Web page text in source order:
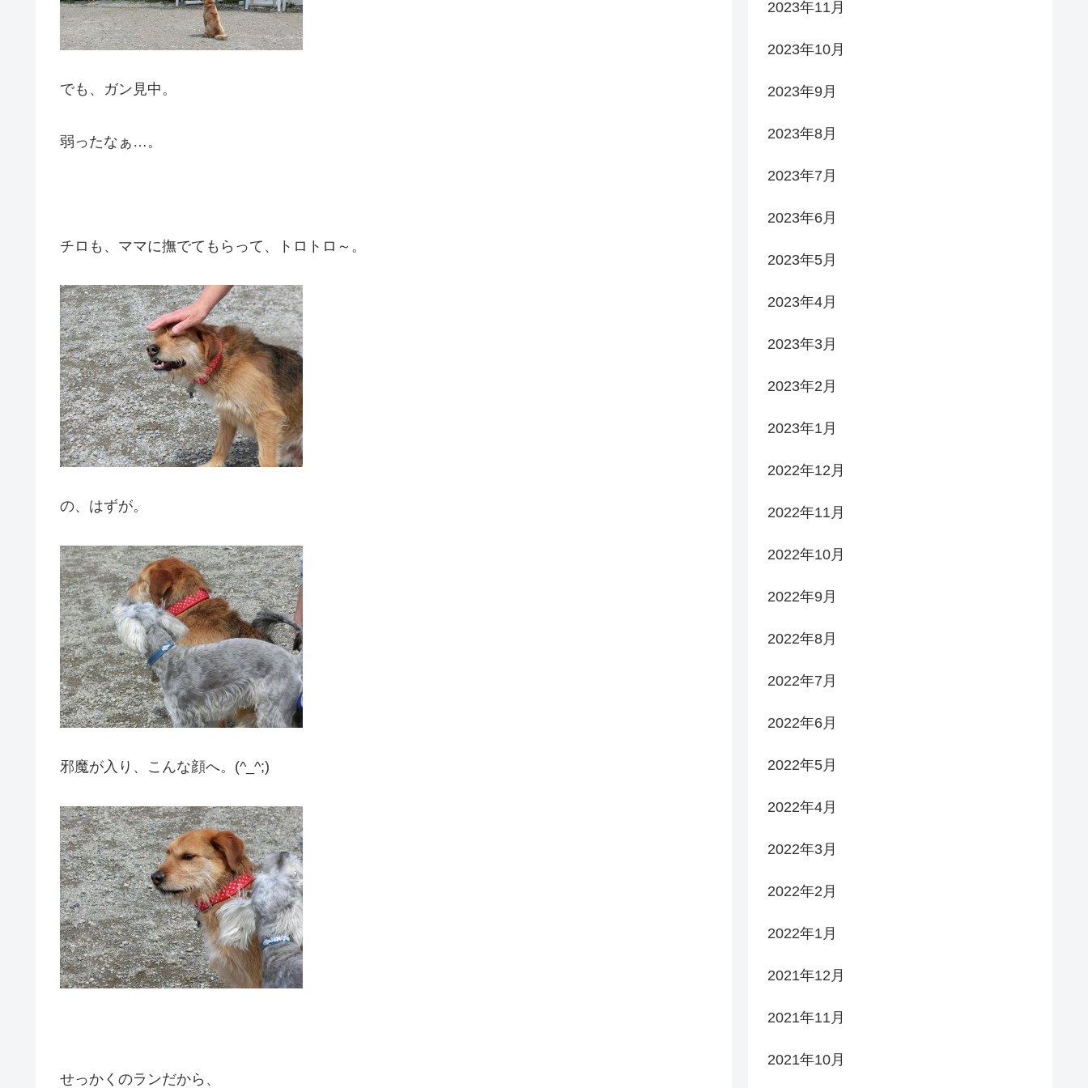
でも、ガン見中。
弱ったなぁ…。
チロも、ママに撫でてもらって、トロトロ～。
の、はずが。
邪魔が入り、こんな顔へ。(^_^;)
せっかくのランだから、
2023年11月
2023年10月
2023年9月
2023年8月
2023年7月
2023年6月
2023年5月
2023年4月
2023年3月
2023年2月
2023年1月
2022年12月
2022年11月
2022年10月
2022年9月
2022年8月
2022年7月
2022年6月
2022年5月
2022年4月
2022年3月
2022年2月
2022年1月
2021年12月
2021年11月
2021年10月